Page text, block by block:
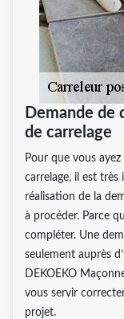
Demande de
de carrelage
Pour que vous
carrelage, il est très
réalisation de la
à procéder. Parce
compléter. Une
seulement auprès
DEKOEKO
vous servir
projet.